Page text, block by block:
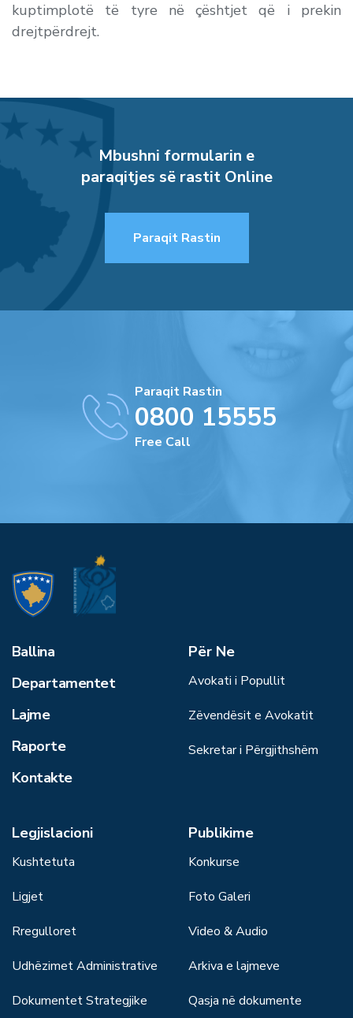
kuptimplotë të tyre në çështjet që i prekin
drejtpërdrejt.
Mbushni formularin e
paraqitjes së rastit Online
Paraqit Rastin
Paraqit Rastin
0800 15555
Free Call
Ballina
Departamentet
Lajme
Raporte
Kontakte
Për Ne
Avokati i Popullit
Zëvendësit e Avokatit
Sekretar i Përgjithshëm
Legjislacioni
Kushtetuta
Ligjet
Rregulloret
Udhëzimet Administrative
Dokumentet Strategjike
Publikime
Konkurse
Foto Galeri
Video & Audio
Arkiva e lajmeve
Qasja në dokumente